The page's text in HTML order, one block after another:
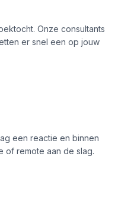
Onze consultants
er snel een op jouw
een reactie en binnen
of remote aan de slag.